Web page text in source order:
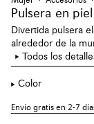
Pulsera en
Divertida pulsera
alrededor de la
Todos los
Color
Envío gratis en 2-7